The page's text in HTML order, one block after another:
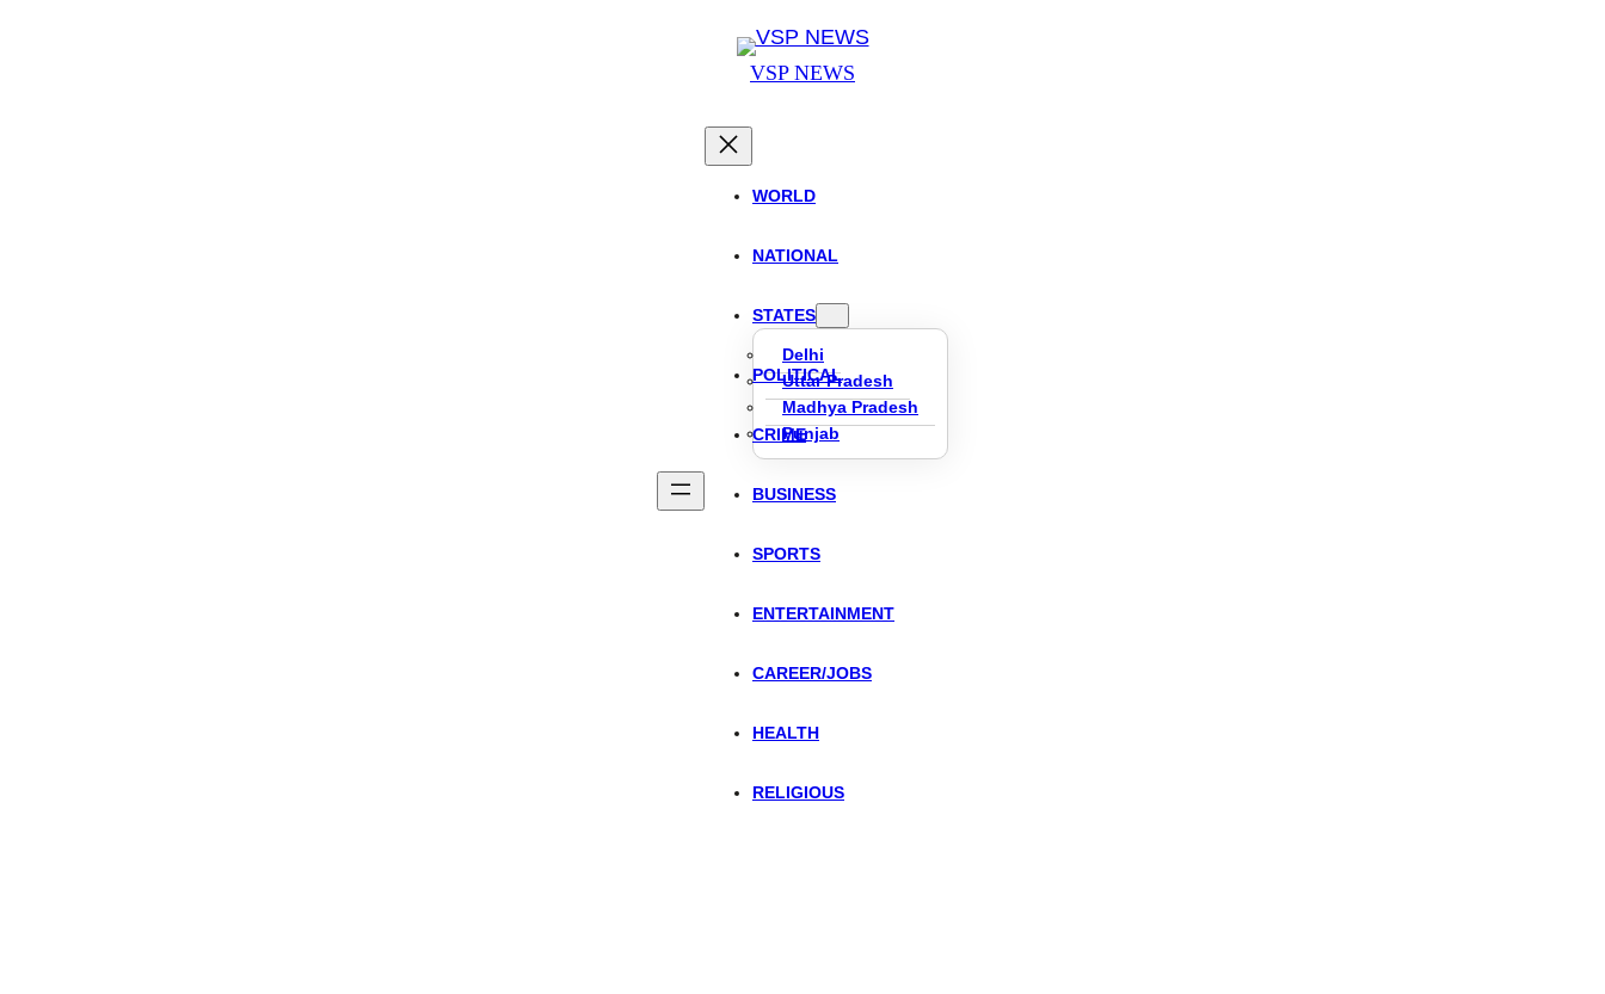
VSP NEWS
WORLD
NATIONAL
STATES
Delhi
Uttar Pradesh
Madhya Pradesh
Punjab
POLITICAL
CRIME
BUSINESS
SPORTS
ENTERTAINMENT
CAREER/JOBS
HEALTH
RELIGIOUS